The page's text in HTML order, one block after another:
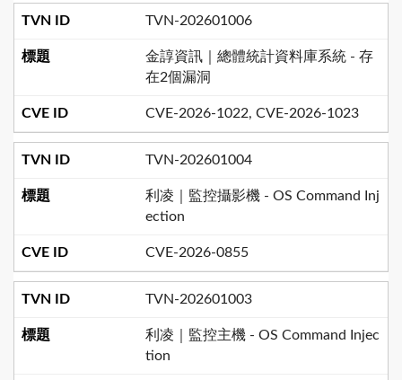
TVN-202601006
金諄資訊｜總體統計資料庫系統 - 存
在2個漏洞
CVE-2026-1022, CVE-2026-1023
TVN-202601004
利凌｜監控攝影機 - OS Command Inj
ection
CVE-2026-0855
TVN-202601003
利凌｜監控主機 - OS Command Injec
tion